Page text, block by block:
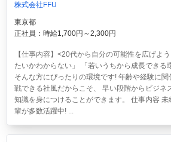
株式会社FFU
東京都
正社員：時給1,700円～2,300円
【仕事内容】<20代から自分の可能性を広げよ
たいかわからない」 「若いうちから成長できる
そんな方にぴったりの環境です! 年齢や経験に
戦できる社風だからこそ、 早い段階からビジネ
知識を身につけることができます。 仕事内容
輩が多数活躍中! ...